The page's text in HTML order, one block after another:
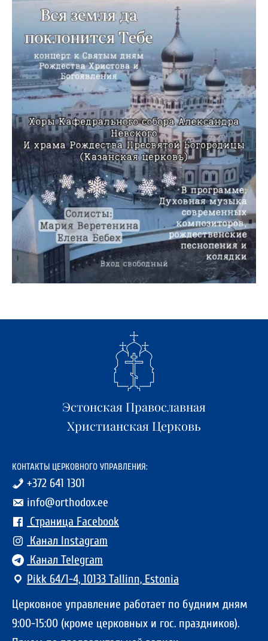
Эстонская Православная
Христианская Церковь
КОНТАКТЫ ЦЕРКОВНОГО УПРАВЛЕНИЯ:
+372 641 1301
info@orthodox.ee
Страница Facebook
Канал Instagram
Канал Telegram
Pikk 64/1-4, 10133 Tallinn, Estonia
Церковное управление работает по будним дням
9:00-15:00 (кроме церковных и гос. праздников).